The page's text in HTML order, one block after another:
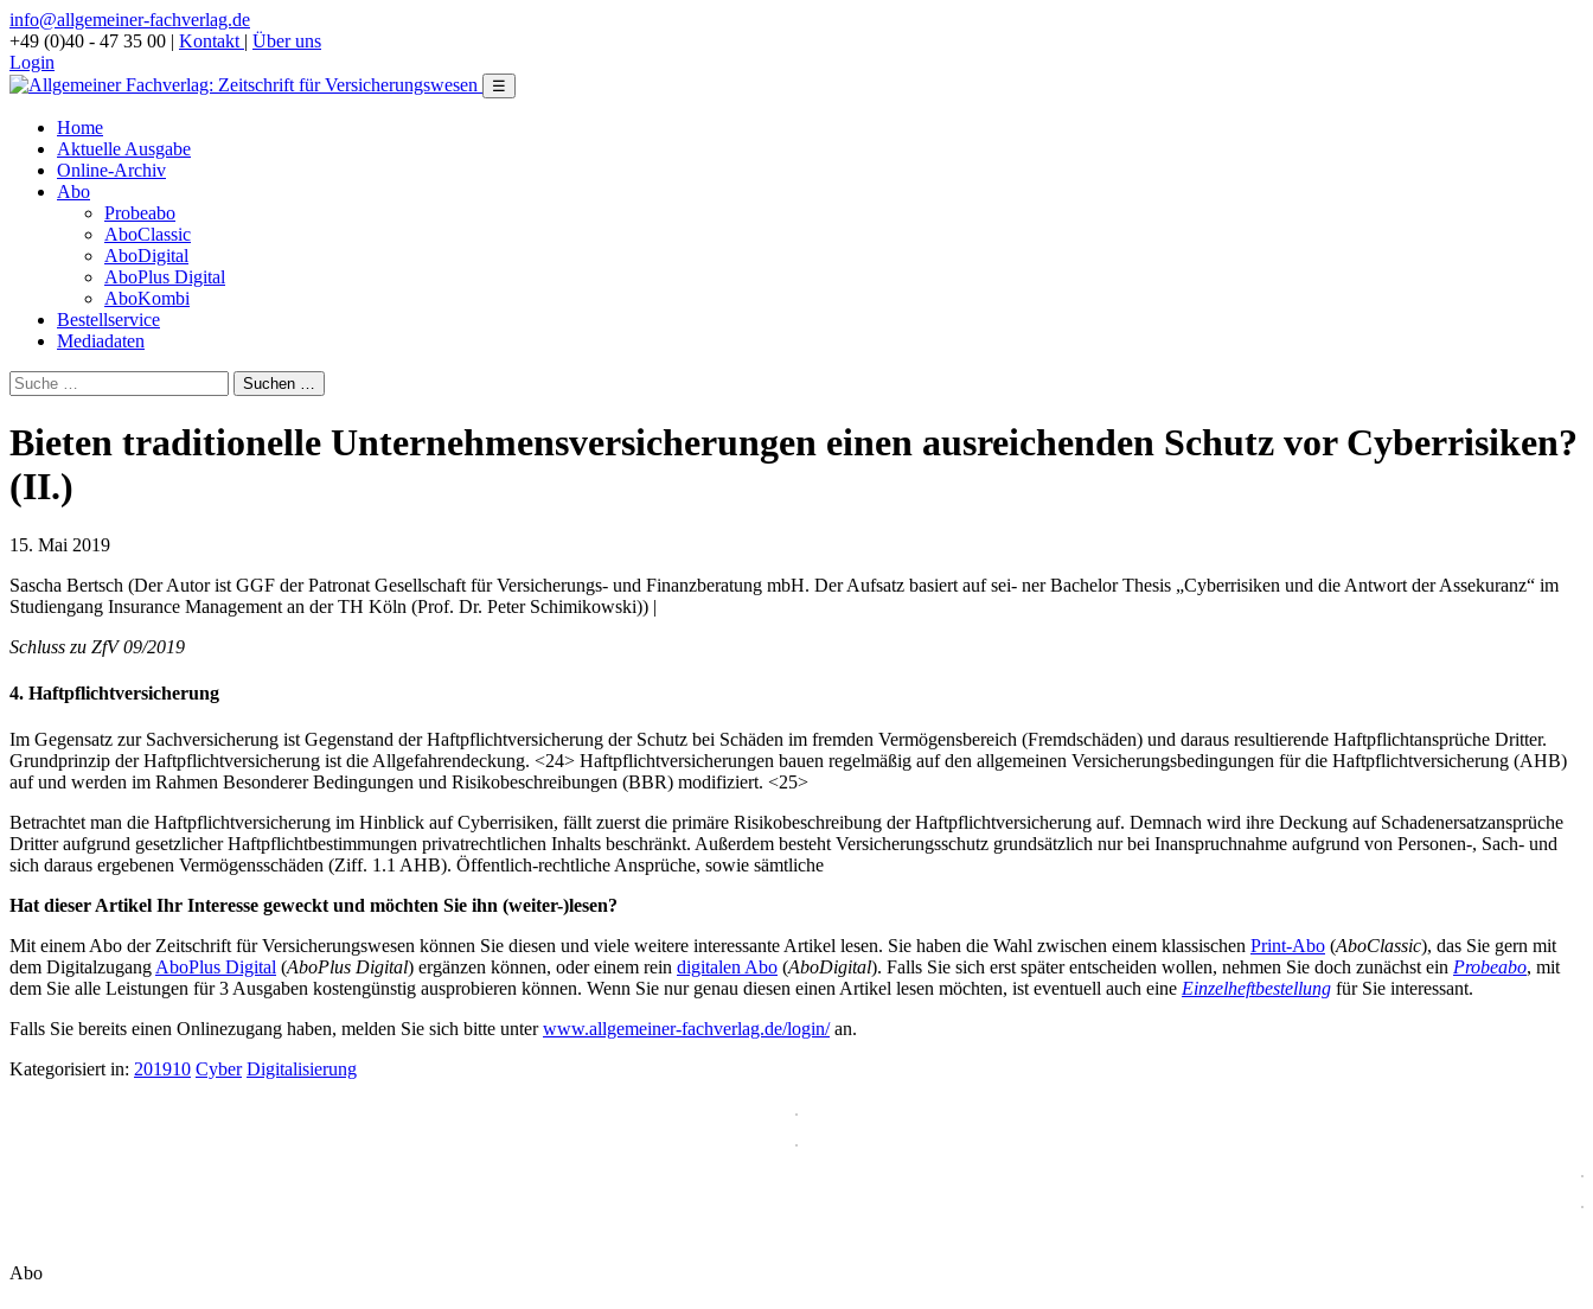
info@allgemeiner-fachverlag.de
+49 (0)40 - 47 35 00 | Kontakt | Über uns
Login
☰
Home
Aktuelle Ausgabe
Online-Archiv
Abo
Probeabo
AboClassic
AboDigital
AboPlus Digital
AboKombi
Bestellservice
Mediadaten
Bieten traditionelle Unternehmensversicherungen einen ausreichenden Schutz vor Cyberrisiken?
(II.)
15. Mai 2019
Sascha Bertsch (Der Autor ist GGF der Patronat Gesellschaft für Versicherungs- und Finanzberatung mbH. Der Aufsatz basiert auf sei- ner Bachelor Thesis „Cyberrisiken und die Antwort der Assekuranz“ im
Studiengang Insurance Management an der TH Köln (Prof. Dr. Peter Schimikowski)) |
Schluss zu ZfV 09/2019
4. Haftpflichtversicherung
Im Gegensatz zur Sachversicherung ist Gegenstand der Haftpflichtversicherung der Schutz bei Schäden im fremden Vermögensbereich (Fremdschäden) und daraus resultierende Haftpflichtansprüche Dritter.
Grundprinzip der Haftpflichtversicherung ist die Allgefahrendeckung. <24> Haftpflichtversicherungen bauen regelmäßig auf den allgemeinen Versicherungsbedingungen für die Haftpflichtversicherung (AHB)
auf und werden im Rahmen Besonderer Bedingungen und Risikobeschreibungen (BBR) modifiziert. <25>
Betrachtet man die Haftpflichtversicherung im Hinblick auf Cyberrisiken, fällt zuerst die primäre Risikobeschreibung der Haftpflichtversicherung auf. Demnach wird ihre Deckung auf Schadenersatzansprüche
Dritter aufgrund gesetzlicher Haftpflichtbestimmungen privatrechtlichen Inhalts beschränkt. Außerdem besteht Versicherungsschutz grundsätzlich nur bei Inanspruchnahme aufgrund von Personen-, Sach- und
sich daraus ergebenen Vermögensschäden (Ziff. 1.1 AHB). Öffentlich-rechtliche Ansprüche, sowie sämtliche
Hat dieser Artikel Ihr Interesse geweckt und möchten Sie ihn (weiter-)lesen?
Mit einem Abo der Zeitschrift für Versicherungswesen können Sie diesen und viele weitere interessante Artikel lesen. Sie haben die Wahl zwischen einem klassischen Print-Abo (AboClassic), das Sie gern mit
dem DigitalzugangAboPlus Digital (AboPlus Digital) ergänzen können, oder einem rein digitalen Abo (AboDigital). Falls Sie sich erst später entscheiden wollen, nehmen Sie doch zunächst ein Probeabo, mit
dem Sie alle Leistungen für 3 Ausgaben kostengünstig ausprobieren können. Wenn Sie nur genau diesen einen Artikel lesen möchten, ist eventuell auch eine Einzelheftbestellung für Sie interessant.
Falls Sie bereits einen Onlinezugang haben, melden Sie sich bitte unterwww.allgemeiner-fachverlag.de/login/an.
Kategorisiert in: 201910 Cyber Digitalisierung
Abo